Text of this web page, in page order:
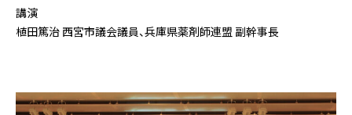
講演
植田篤治 西宮市議会議員、兵庫県薬剤師連盟 副幹事長